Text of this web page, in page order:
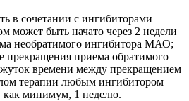
в сочетании с ингибиторами
быть начато через 2 недели
необратимого ингибитора МАО;
прекращения приема обратимого
времени между прекращением
терапии любым ингибитором
минимум, 1 неделю.